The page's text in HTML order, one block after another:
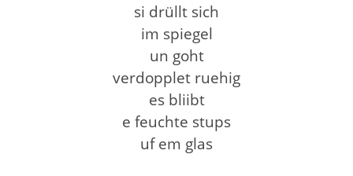
si drüllt sich
im spiegel
un goht
verdopplet ruehig
es bliibt
e feuchte stups
uf em glas